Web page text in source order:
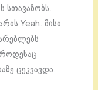
სთავაზობს.
Yeah. მისი
ცეკვავდა.